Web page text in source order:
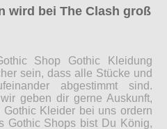
wird bei The Clash groß
Shop Gothic Kleidung
sein, dass alle Stücke und
abgestimmt sind.
geben dir gerne Auskunft,
Kleider bei uns ordern
Gothic Shops bist Du König,